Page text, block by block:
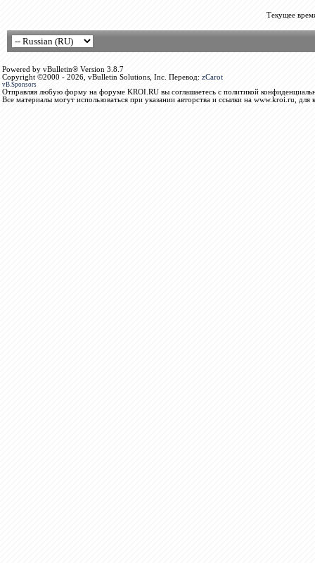
Текущее
Powered by vBulletin® Version 3.8.7
Copyright ©2000 - 2026, vBulletin Solutions, Inc. Перевод: zCarot
vB.Sponsors
Отправляя любую форму на форуме KROI.RU вы соглашаетесь с политикой
Все материалы могут использоваться при указании авторства и ссылки на www.kroi.ru, для